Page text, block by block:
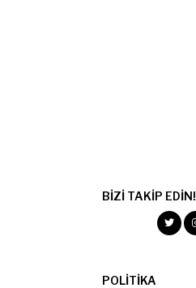
BIZI TAKIP EDIN!
POLITIKA